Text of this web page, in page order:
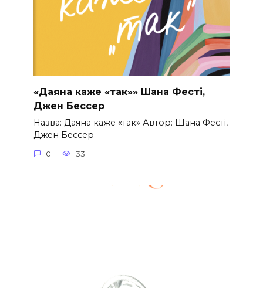
«Даяна каже «так»» Шана Фесті,
Джен Бессер
Назва: Даяна каже «так» Автор: Шана Фесті,
Джен Бессер
0 33